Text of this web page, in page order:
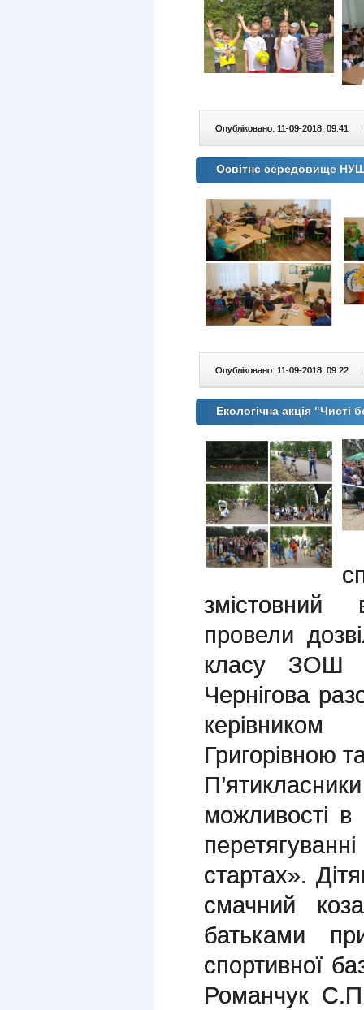
Опубліковано: 11-09-2018, 09:41 |
Освітнє середовище
Опубліковано: 11-09-2018, 09:22 |
Екологічна акція
провели
класу ЗОШ
Чернігова
Григорівною
можливості в
стартах».
смачний
батьками
спортивної
Романчук